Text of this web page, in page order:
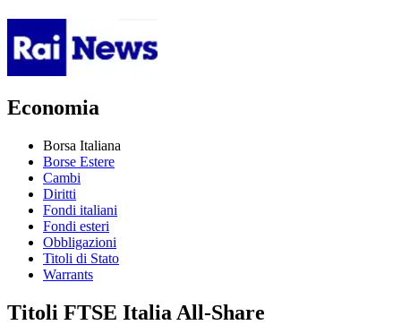
Economia
Borsa Italiana
Borse Estere
Cambi
Diritti
Fondi italiani
Fondi esteri
Obbligazioni
Titoli di Stato
Warrants
Titoli FTSE Italia All-Share